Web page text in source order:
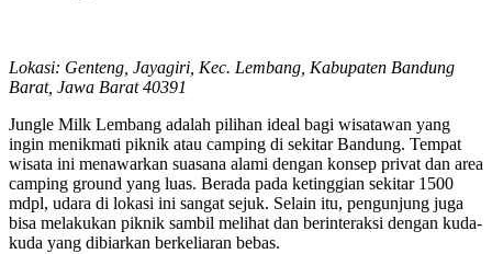
Lokasi: Genteng, Jayagiri, Kec. Lembang, Kabupaten Bandung
Barat, Jawa Barat 40391
Jungle Milk Lembang adalah pilihan ideal bagi wisatawan yang
ingin menikmati piknik atau camping di sekitar Bandung. Tempat
wisata ini menawarkan suasana alami dengan konsep privat dan area
camping ground yang luas. Berada pada ketinggian sekitar 1500
mdpl, udara di lokasi ini sangat sejuk. Selain itu, pengunjung juga
bisa melakukan piknik sambil melihat dan berinteraksi dengan kuda-
kuda yang dibiarkan berkeliaran bebas.